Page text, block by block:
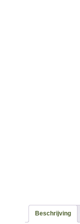
Beschrijving